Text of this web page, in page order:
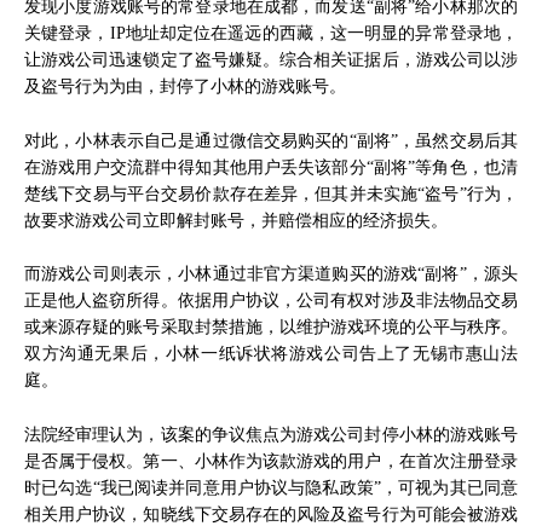
发现小度游戏账号的常登录地在成都，而发送“副将”给小林那次的
关键登录，IP地址却定位在遥远的西藏，这一明显的异常登录地，
让游戏公司迅速锁定了盗号嫌疑。综合相关证据后，游戏公司以涉
及盗号行为为由，封停了小林的游戏账号。
对此，小林表示自己是通过微信交易购买的“副将”，虽然交易后其
在游戏用户交流群中得知其他用户丢失该部分“副将”等角色，也清
楚线下交易与平台交易价款存在差异，但其并未实施“盗号”行为，
故要求游戏公司立即解封账号，并赔偿相应的经济损失。
而游戏公司则表示，小林通过非官方渠道购买的游戏“副将”，源头
正是他人盗窃所得。依据用户协议，公司有权对涉及非法物品交易
或来源存疑的账号采取封禁措施，以维护游戏环境的公平与秩序。
双方沟通无果后，小林一纸诉状将游戏公司告上了无锡市惠山法
庭。
法院经审理认为，该案的争议焦点为游戏公司封停小林的游戏账号
是否属于侵权。第一、小林作为该款游戏的用户，在首次注册登录
时已勾选“我已阅读并同意用户协议与隐私政策”，可视为其已同意
相关用户协议，知晓线下交易存在的风险及盗号行为可能会被游戏